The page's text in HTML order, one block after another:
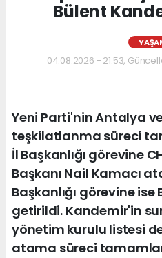
Bülent
04.08.2026 - 21:53,
Yeni Parti'nin Antalya
teşkilatlanma süreci
İl Başkanlığı görevine
Başkanı Nail Kamacı
Başkanlığı görevine
getirildi. Kandemir'in
yönetim kurulu listesi
atama süreci